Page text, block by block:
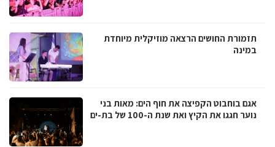
תזמורת החושים הרצאה מוזיקלית מיוחדת
במינה
אגם בוחבוט הקפיצה את חוף הים: מאות בני
נוער חגגו את הקיץ ואת שנת ה-100 של בת-ים